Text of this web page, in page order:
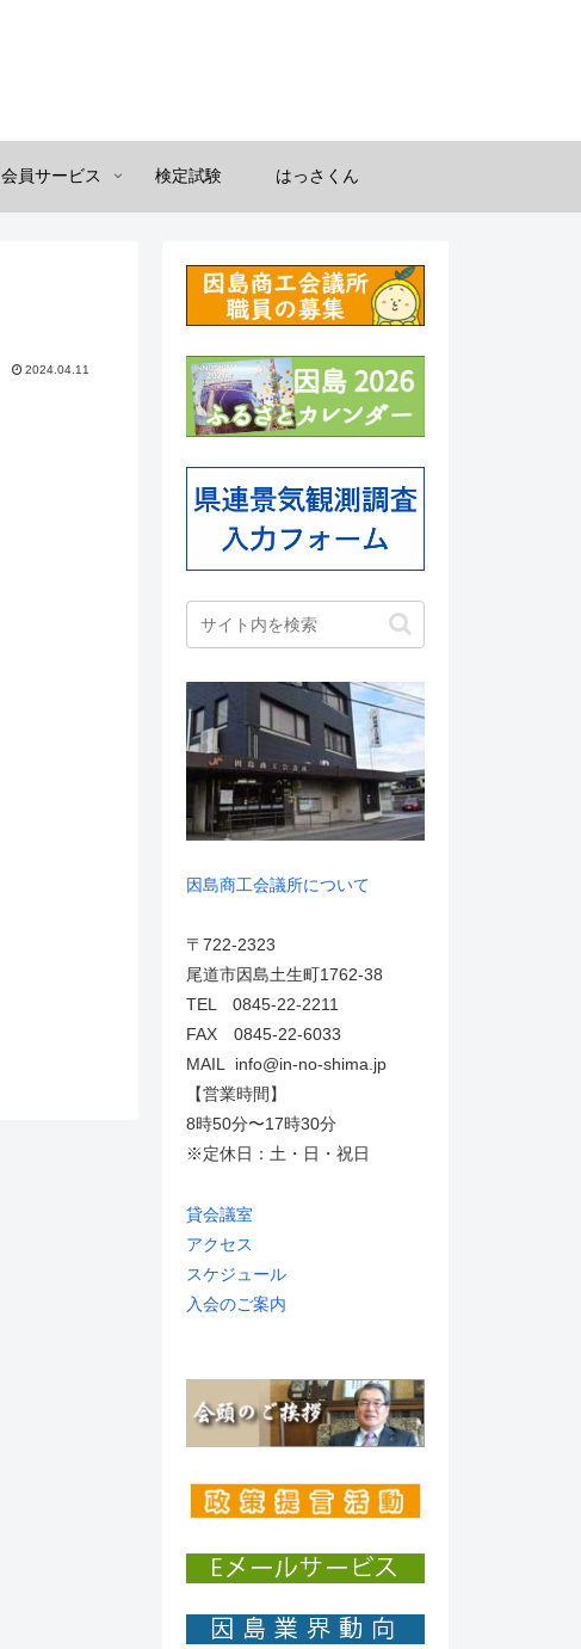
会員サービス 検定試験 はっさくん
2024.04.11
因島商工会議所について
〒722-2323
尾道市因島土生町1762-38
TEL 0845-22-2211
FAX 0845-22-6033
MAIL info@in-no-shima.jp
【営業時間】
8時50分〜17時30分
※定休日：土・日・祝日
貸会議室
アクセス
スケジュール
入会のご案内